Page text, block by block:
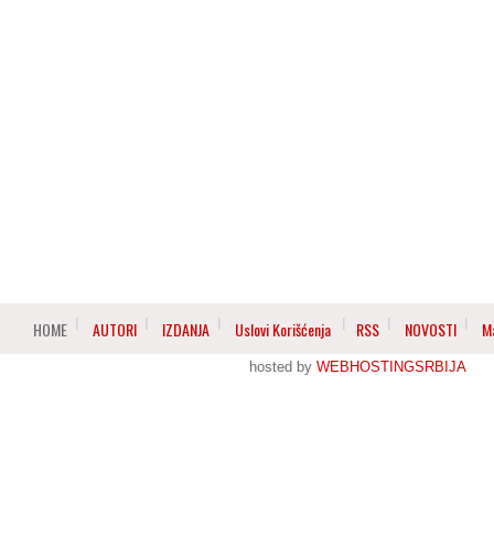
HOME AUTORI IZDANJA Uslovi Korišćenja RSS NOVOSTI
hosted by WEBHOSTINGSRBIJA